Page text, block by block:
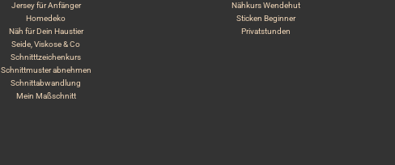
Jersey für Anfänger
Homedeko
Näh für Dein Haustier
Seide, Viskose & Co
Schnitttzeichenkurs
Schnittmuster abnehmen
Schnittabwandlung
Mein Maßschnitt
Nähkurs Wendehut
Sticken Beginner
Privatstunden